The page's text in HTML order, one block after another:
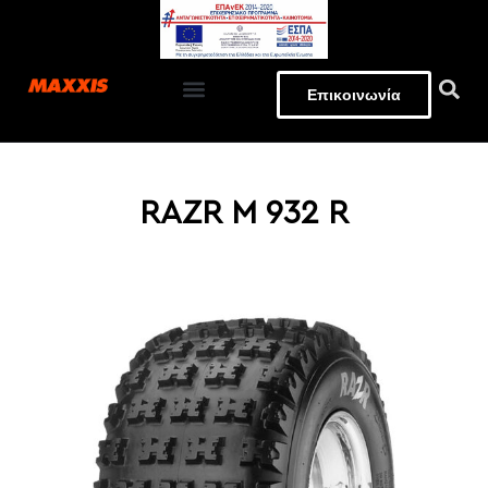
Επικοινωνία
RAZR M 932 R